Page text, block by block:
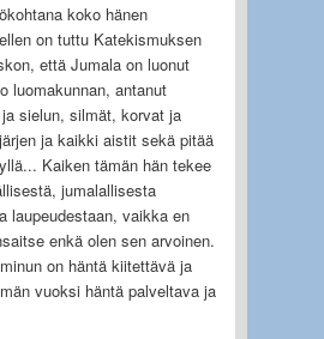
koko hänen
on tuttu Katekismuksen
että Jumala on luonut
luomakunnan, antanut
sielun, silmät, korvat ja
ja kaikki aistit sekä pitää
Kaiken tämän hän tekee
jumalallisesta
laupeudestaan, vaikka en
enkä olen sen arvoinen.
on häntä kiitettävä ja
vuoksi häntä palveltava ja